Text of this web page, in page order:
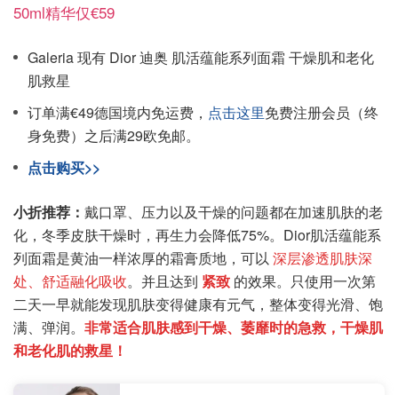
50ml精华仅€59
Galeria 现有 Dior 迪奥 肌活蕴能系列面霜 干燥肌和老化
肌救星
订单满€49德国境内免运费， 点击这里免费注册会员（终
身免费）之后满29欧免邮。
点击购买>>
小折推荐： 戴口罩、压力以及干燥的问题都在加速肌肤的老
化，冬季皮肤干燥时，再生力会降低75%。Dior肌活蕴能系
列面霜是黄油一样浓厚的霜膏质地，可以 深层渗透肌肤深
处、舒适融化吸收。并且达到 紧致 的效果。只使用一次第
二天一早就能发现肌肤变得健康有元气，整体变得光滑、饱
满、弹润。 非常适合肌肤感到干燥、萎靡时的急救，干燥肌
和老化肌的救星！